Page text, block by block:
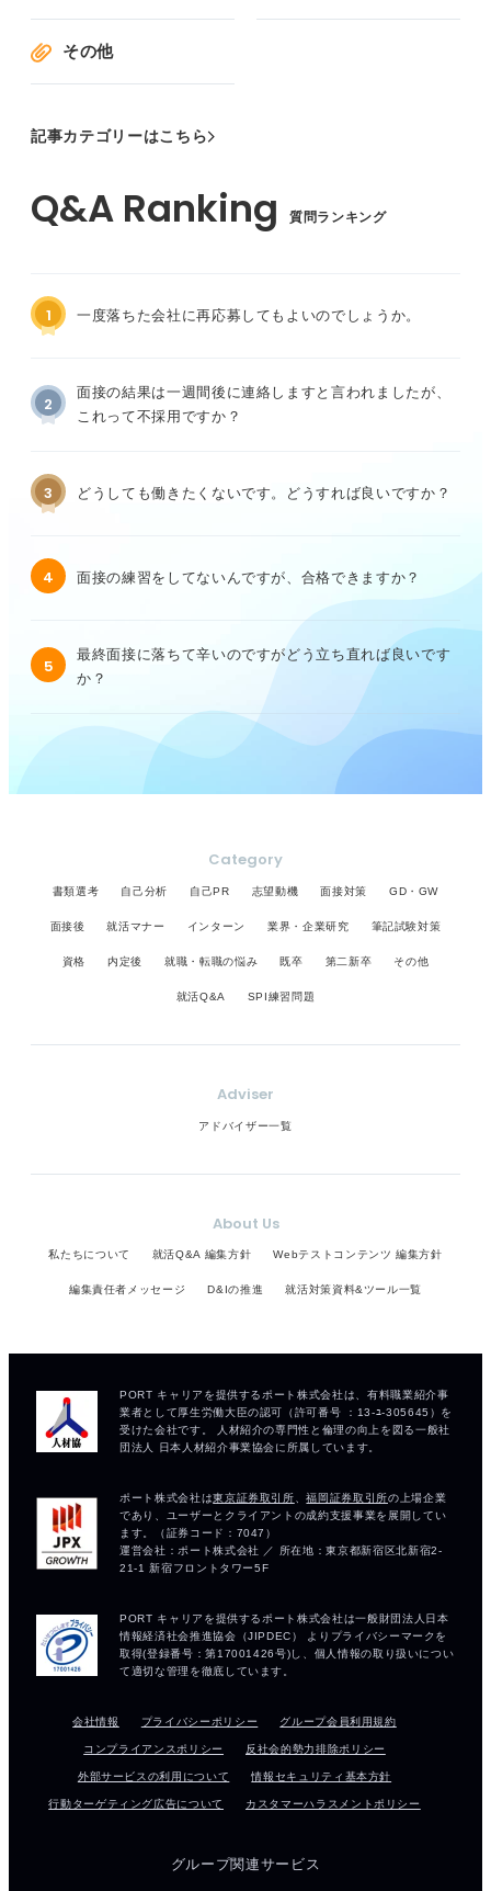
その他
記事カテゴリーはこちら
質問ランキング
1 一度落ちた会社に再応募してもよいのでしょうか。
2
面接の結果は一週間後に連絡しますと言われましたが、
これって不採用ですか？
3 どうしても働きたくないです。どうすれば良いですか？
4 面接の練習をしてないんですが、合格できますか？
5
最終面接に落ちて辛いのですがどう立ち直れば良いです
か？
Category
書類選考 自己分析 自己PR 志望動機 面接対策 GD・GW
面接後 就活マナー インターン 業界・企業研究 筆記試験対策
資格 内定後 就職・転職の悩み 既卒 第二新卒 その他
就活Q&A SPI練習問題
Adviser
アドバイザー一覧
About Us
私たちについて 就活Q&A 編集方針 Webテストコンテンツ 編集方針
編集責任者メッセージ D&Iの推進 就活対策資料&ツール一覧
会社情報 プライバシーポリシー グループ会員利用規約
コンプライアンスポリシー 反社会的勢力排除ポリシー
外部サービスの利用について 情報セキュリティ基本方針
行動ターゲティング広告について カスタマーハラスメントポリシー